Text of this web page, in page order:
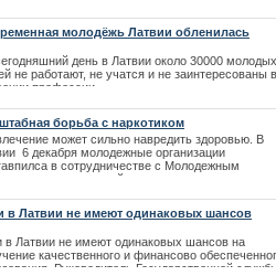
молодёжь Латвии обленилась
день в Латвии около 30000 молодых
не работают, не учатся и не заинтересованы в
профессии.
борьба с наркотиком
может сильно навредить здоровью. В
6 декабря молодежные организации
в сотрудничестве с Молодежным
городской думы и лидерами
в Латвии не имеют одинаковых шансов
в Латвии не имеют одинаковых шансов на
качественного и финансово
Руководитель Государственной